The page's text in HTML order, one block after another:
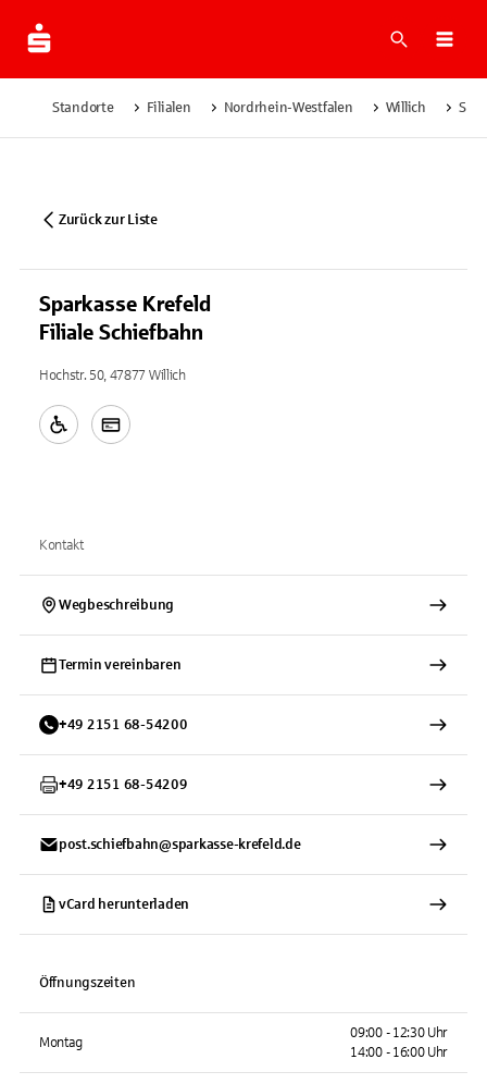
Suche
Standorte Filialen Nordrhein-Westfalen Willich
Zurück zur Liste
Sparkasse Krefeld
Filiale Schiefbahn
Hochstr. 50, 47877 Willich
Kontakt
Wegbeschreibung
Termin vereinbaren
+49 2151 68-54200
+49 2151 68-54209
post.schiefbahn@sparkasse-krefeld.de
vCard herunterladen
Öffnungszeiten
Montag
09:00 - 12:30 Uhr
14:00 - 16:00 Uhr